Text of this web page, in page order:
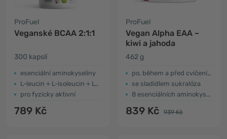
ProFuel
Veganské BCAA 2:1:1
300 kapslí
esenciální aminokyseliny
L-leucin + L-isoleucin + L-valin
pro fyzicky aktivní
789 Kč
ProFuel
Vegan Alpha EAA –
kiwi a jahoda
462 g
po, během a před cvičením
se sladidlem sukralóza
8 esenciálních aminokyselin
839 Kč 939 Kč